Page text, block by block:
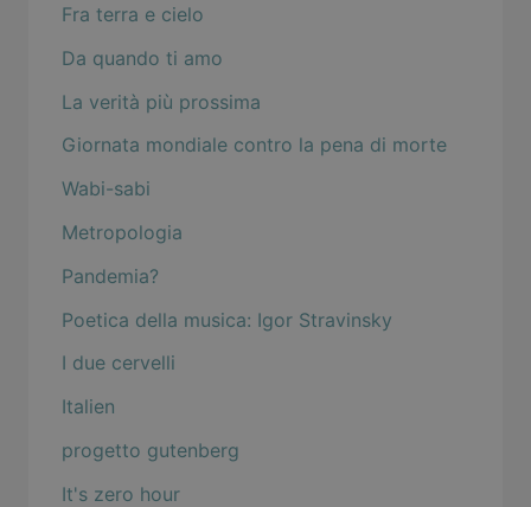
Fra terra e cielo
Da quando ti amo
La verità più prossima
Giornata mondiale contro la pena di morte
Wabi-sabi
Metropologia
Pandemia?
Poetica della musica: Igor Stravinsky
I due cervelli
Italien
progetto gutenberg
It's zero hour